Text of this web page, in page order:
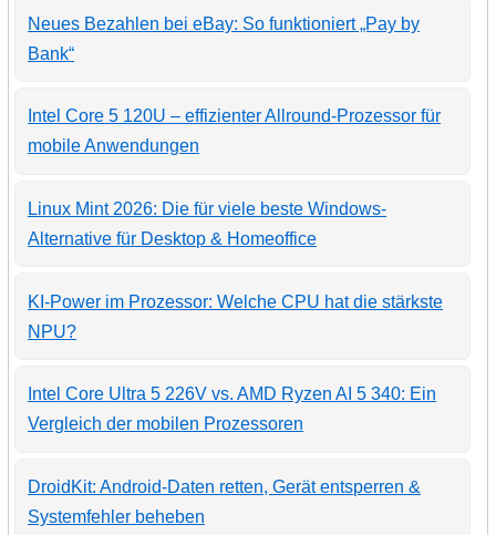
Neues Bezahlen bei eBay: So funktioniert „Pay by
Bank“
Intel Core 5 120U – effizienter Allround-Prozessor für
mobile Anwendungen
Linux Mint 2026: Die für viele beste Windows-
Alternative für Desktop & Homeoffice
KI-Power im Prozessor: Welche CPU hat die stärkste
NPU?
Intel Core Ultra 5 226V vs. AMD Ryzen AI 5 340: Ein
Vergleich der mobilen Prozessoren
DroidKit: Android-Daten retten, Gerät entsperren &
Systemfehler beheben